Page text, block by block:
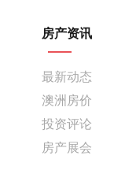
房产资讯
最新动态
澳洲房价
投资评论
房产展会